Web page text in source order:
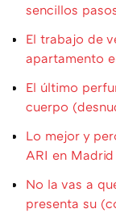
sencillos
El trabajo de
apartamento
El último
cuerpo
Lo mejor y
ARI en Madrid
No la vas a
presenta su